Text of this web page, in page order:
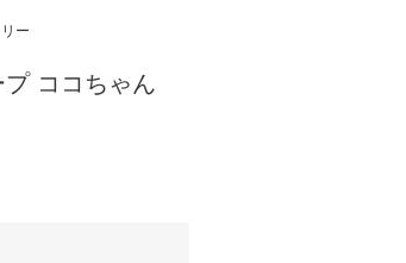
ー
ココちゃん